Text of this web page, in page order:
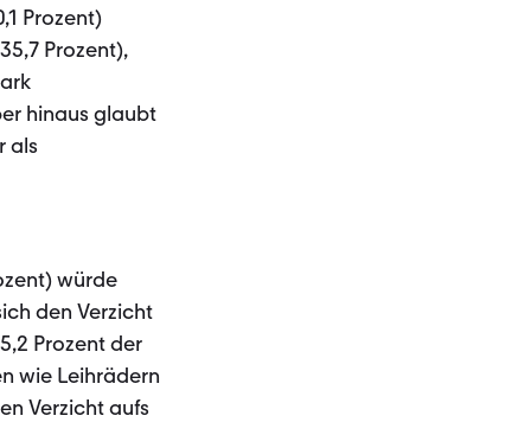
Prozent)
Prozent),
hinaus glaubt
als
würde
den Verzicht
Prozent der
wie Leihrädern
Verzicht aufs